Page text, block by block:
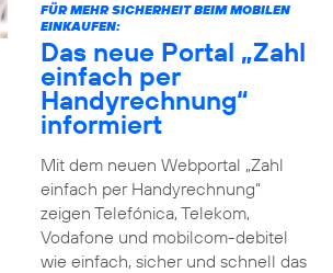
FÜR MEHR SICHERHEIT BEIM MOBILEN
EINKAUFEN:
Das neue Portal „Zahl
einfach per
Handyrechnung“
informiert
Mit dem neuen Webportal „Zahl
einfach per Handyrechnung“
zeigen Telefónica, Telekom,
Vodafone und mobilcom-debitel
wie einfach, sicher und schnell das